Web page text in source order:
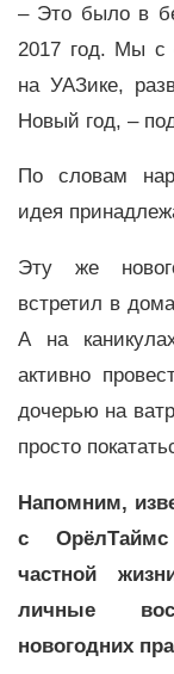
– Это было в
2017 год. Мы с
на УАЗике,
Новый год, –
По словам
идея
Эту же
встретил в
А на
активно
дочерью на
просто
Напомним,
с
частной
личные
новогодних